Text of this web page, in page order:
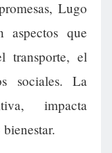
Lugo
aspectos que
transporte, el
sociales. La
impacta